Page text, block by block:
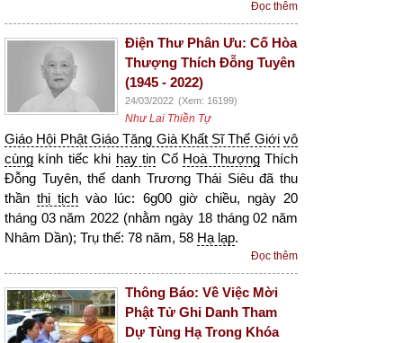
Đọc thêm
Điện Thư Phân Ưu: Cố Hòa
Thượng Thích Đỗng Tuyên
(1945 - 2022)
24/03/2022 (Xem: 16199)
Như Lai Thiền Tự
Giáo Hội Phật Giáo Tăng Già Khất Sĩ Thế Giới vô
cùng kính tiếc khi hay tin Cố Hoà ThượngThích
Đỗng Tuyên, thế danh Trương Thái Siêu đã thu
thầnthị tịch vào lúc: 6g00 giờ chiều, ngày 20
tháng 03 năm 2022 (nhằm ngày 18 tháng 02 năm
Nhâm Dần); Trụ thế: 78 năm, 58 Hạ lạp.
Đọc thêm
Thông Báo: Về Việc Mời
Phật Tử Ghi Danh Tham
Dự Tùng Hạ Trong Khóa